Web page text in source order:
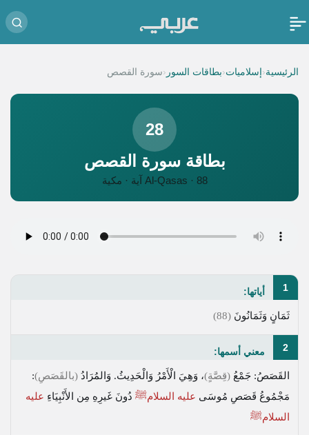
الرئيسية‹ إسلاميات‹بطاقات السور ‹سورة القصص
28
بطاقة سورة القصص
Al-Qasas · 88 آية · مكية
1 أياتها:
ثَمَانٍ وَثَمَانُونَ (88)
2 معني أسمها:
القَصَصُ: جَمْعُ (قِصَّةٍ)، وَهِيَ الْأَمْرُ وَالْحَدِيثُ. وَالمُرَادُ (بالقَصَصِ):
مَجْمُوعُ قَصَصِ مُوسَى عليه السلامﷺ دُونَ غَيرِهِ مِن الأَنْبِيَاءِ عليه
السلامﷺ